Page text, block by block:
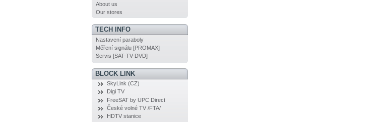
About us
Our stores
TECH INFO
Nastavení paraboly
Měření signálu [PROMAX]
Servis [SAT-TV-DVD]
BLOCK LINK
SkyLink (CZ)
Digi TV
FreeSAT by UPC Direct
České volné TV /FTA/
HDTV stanice